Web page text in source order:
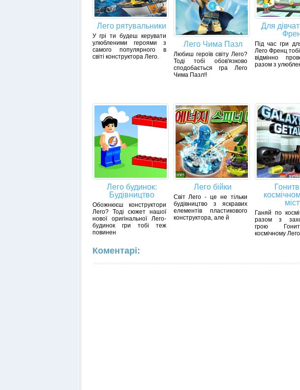
Лего рятувальники
У грі ти будеш керувати
улюбленими героями з
самого популярного в
світі конструктора Лего.
Лего Чима Пазл
Любиш героїв світу Лего?
Тоді тобі обов'язково
сподобається гра Лего
Чима Пазл!!
Для
Під час гри
Лего Френц
відмінно
разом з
Лего будинок:
Будівництво
Обожнюєш конструктори
Лего? Тоді сюжет нашої
нової оригінальної Лего-
будинок гри тобі теж
повинен
Лего бійки
Світ Лего - це не тільки
будівництво з яскравих
елементів пластикового
конструктора, але й
Ганяй по
разом з
грою
космічному
Коментарі: